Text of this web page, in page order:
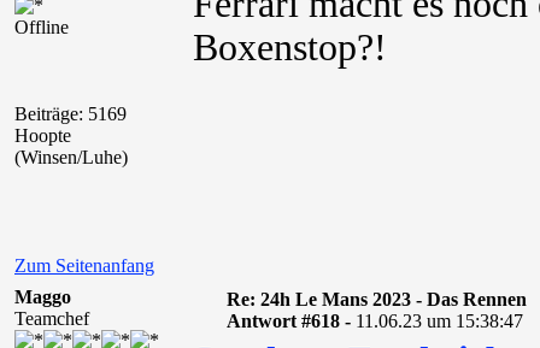
Offline
Beiträge: 5169
Hoopte
(Winsen/Luhe)
Boxenstop?!
Zum Seitenanfang
Maggo
Teamchef
Re: 24h Le Mans 2023 - Das Rennen
Antwort #618 - 11.06.23 um 15:38:47